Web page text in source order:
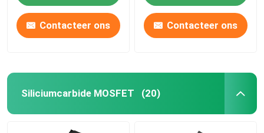
Contacteer ons Contacteer ons
Siliciumcarbide MOSFET (20)